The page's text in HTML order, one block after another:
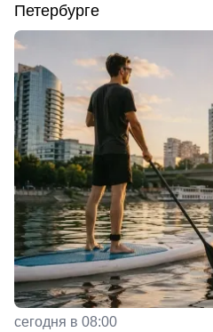
Петербурге
сегодня в 08:00